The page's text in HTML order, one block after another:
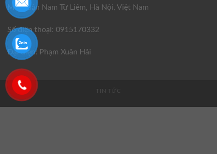
Mỗ, quận Nam Từ Liêm, Hà Nội, Việt Nam
Số điện thoại: 0915170332
Đại diện: Phạm Xuân Hải
TIN TỨC